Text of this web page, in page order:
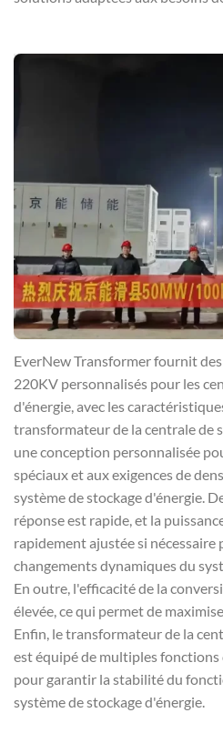
EverNew Transformer fournit
220KV personnalisés pour les
d'énergie, avec les
transformateur de la centrale de
une conception personnalisée
spéciaux et aux exigences de
système de stockage d'énergie.
réponse est rapide, et la
rapidement ajustée si nécessaire
changements dynamiques du
En outre, l'efficacité de la
élevée, ce qui permet de
Enfin, le transformateur de la
est équipé de multiples
pour garantir la stabilité du
système de stockage d'énergie.